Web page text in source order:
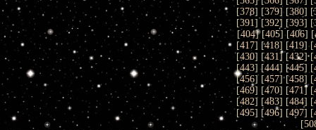
[378] [379] [380] [
[391] [392] [393] [
[404] [405] [406] [
[417] [418] [419] [
[430] [431] [432] [
[443] [444] [445] [
[456] [457] [458] [
[469] [470] [471] [
[482] [483] [484] [
[495] [496] [497] [
[